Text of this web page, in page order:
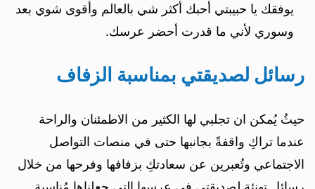
يوفقك يا حبيبتي أحبك أكثر شي بالعالم وأقوى شوي بعد
وسوري لأني ما قدرت أحضر عرسك.
رسائل لصديقتي بمناسبة الزفاف
حيثُ يُمكن ان تجلبي لها الكثير من الاطمئنان والراحة
عندما تراكِ واقفةً بجانبها حتى في منصات التواصل
الاجتماعي وتُعبرين عن سعادتكِ بزفافها وفرحها من خلال